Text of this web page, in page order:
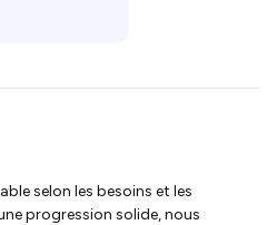
selon les besoins et les
progression solide, nous